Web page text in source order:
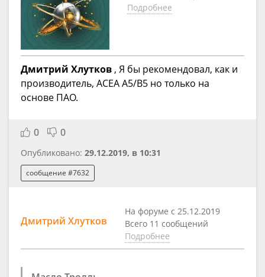
Подробнее
Дмитрий Хлутков , Я бы рекомендовал, как и
производитель, ACEA A5/B5 но только на
основе ПАО.
0 0
Опубликовано: 29.12.2019, в 10:31
сообщение #7632
Дмитрий Хлутков
На форуме с 25.12.2019
Всего 11 сообщений
Подробнее